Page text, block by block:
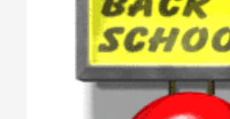
Nastava
Učenici